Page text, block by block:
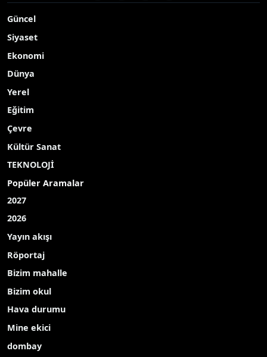
Güncel
Siyaset
Ekonomi
Dünya
Yerel
Eğitim
Çevre
Kültür Sanat
TEKNOLOJİ
Popüler Aramalar
2027
2026
Yayın akışı
Röportaj
Bizim mahalle
Bizim okul
Hava durumu
Mine ekici
dombay